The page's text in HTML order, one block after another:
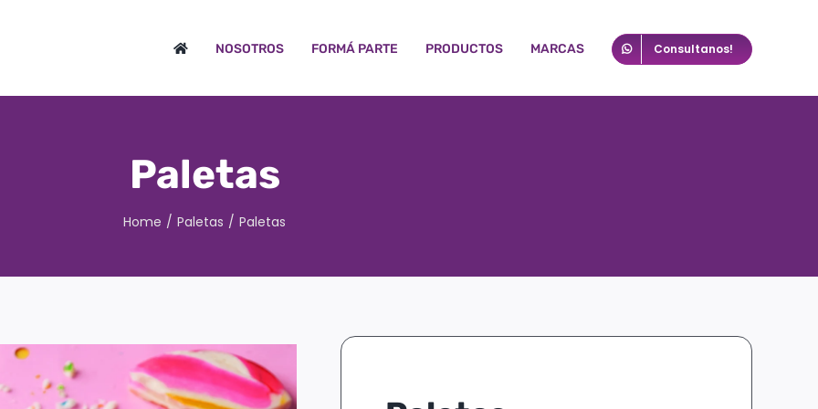
NOSOTROS FORMÁ PARTE PRODUCTOS MARCAS Consultanos!
Paletas
Home / Paletas / Paletas